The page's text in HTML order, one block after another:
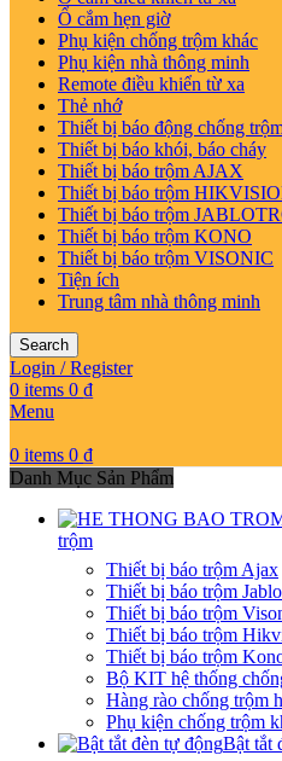
Ổ cắm hẹn giờ
Phụ kiện chống trộm khác
Phụ kiện nhà thông minh
Remote điều khiển từ xa
Thẻ nhớ
Thiết bị báo động chống
Thiết bị báo khói, báo cháy
Thiết bị báo trộm AJAX
Thiết bị báo trộm
Thiết bị báo trộm
Thiết bị báo trộm KONO
Thiết bị báo trộm VISONIC
Tiện ích
Trung tâm nhà thông minh
Search
Login / Register
0 items 0 ₫
Menu
0 items 0 ₫
Danh Mục Sản Phẩm
trộm
Thiết bị báo trộm Ajax
Thiết bị báo trộm
Thiết bị báo trộm
Thiết bị báo trộm
Thiết bị báo trộm
Bộ KIT hệ thống
Hàng rào chống trộm
Phụ kiện chống trộm
Bật tắt